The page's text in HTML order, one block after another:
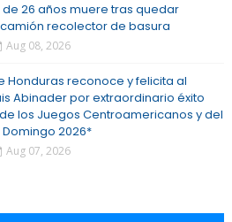
26 años muere tras quedar
recolector de basura
Aug 08, 2026
Honduras reconoce y felicita al
Abinader por extraordinario éxito
los Juegos Centroamericanos y del
2026*
Aug 07, 2026